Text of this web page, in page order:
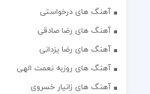
آهنگ های درخواستی
آهنگ های رضا صادقی
آهنگ های رضا یزدانی
آهنگ های روزبه نعمت الهی
آهنگ های زانیار خسروی